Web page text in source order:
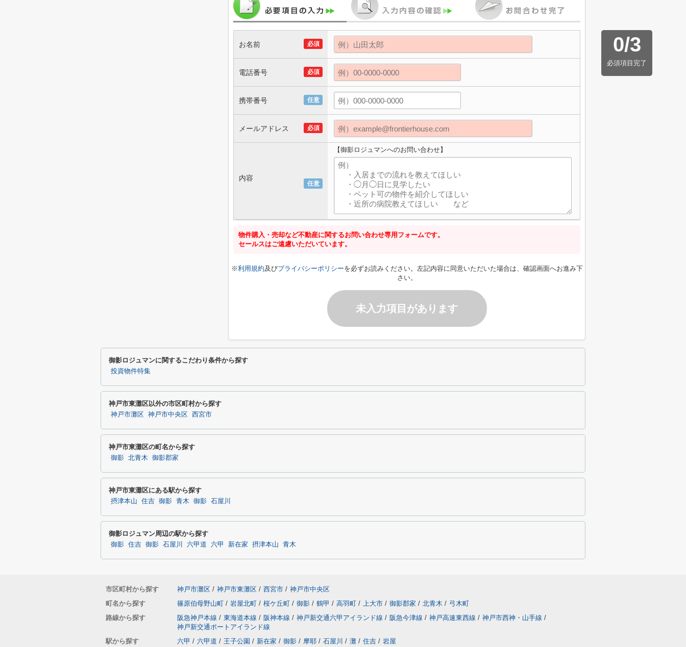
0/3
必須項目完了
必須
お名前
必須
電話番号
任意
携帯番号
必須
メールアドレス
任意
内容
【御影ロジュマンへのお問い合わせ】
物件購入・売却など不動産に関するお問い合わせ専用フォームです。
セールスはご遠慮いただいています。
※利用規約及びプライバシーポリシーを必ずお読みください。左記内容に同意いただいた場合は、確認画面へお進み下
さい。
未入力項目があります
御影ロジュマンに関するこだわり条件から探す
投資物件特集
神戸市東灘区以外の市区町村から探す
神戸市灘区 神戸市中央区 西宮市
神戸市東灘区の町名から探す
御影 北青木 御影郡家
神戸市東灘区にある駅から探す
摂津本山 住吉 御影 青木 御影 石屋川
御影ロジュマン周辺の駅から探す
御影 住吉 御影 石屋川 六甲道 六甲 新在家 摂津本山 青木
市区町村から探す 神戸市灘区 / 神戸市東灘区 / 西宮市 / 神戸市中央区
町名から探す
篠原伯母野山町 / 岩屋北町 / 桜ケ丘町 / 御影 / 鶴甲 / 高羽町 / 上大市 / 御影郡家 / 北青木 / 弓木町
路線から探す
阪急神戸本線 / 東海道本線 / 阪神本線 / 神戸新交通六甲アイランド線 / 阪急今津線 / 神戸高速東西線 / 神戸市西神・山手線 /
神戸新交通ポートアイランド線
駅から探す
六甲 / 六甲道 / 王子公園 / 新在家 / 御影 / 摩耶 / 石屋川 / 灘 / 住吉 / 岩屋